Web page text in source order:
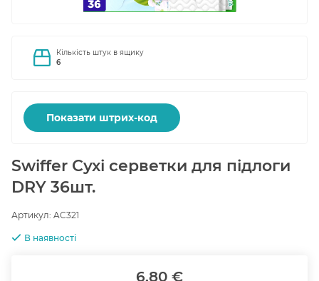
Кількість штук в ящику
6
Показати штрих-код
Swiffer Сухі серветки для підлоги
DRY 36шт.
Артикул: AC321
В наявності
6.80 €